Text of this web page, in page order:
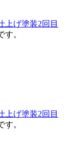
上げ塗装2回目
す。
上げ塗装2回目
す。